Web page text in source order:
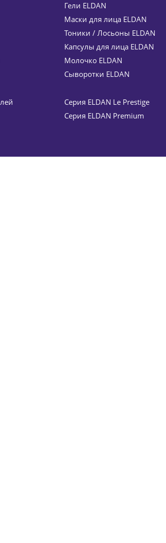
out treatment ELDAN Cosmetics 50 мл
Гели ELDAN
Маски для лица ELDAN
Тоники / Лосьоны ELDAN
Капсулы для лица ELDAN
Молочко ELDAN
Сыворотки ELDAN
Серия ELDAN Le Prestige
Серия ELDAN Premium